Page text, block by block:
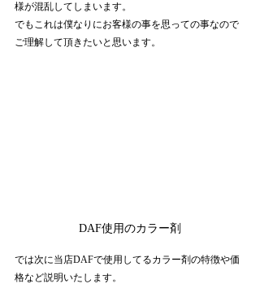
様が混乱してしまいます。
でもこれは僕なりにお客様の事を思っての事なので
ご理解して頂きたいと思います。
DAF使用のカラー剤
では次に当店DAFで使用してるカラー剤の特徴や価
格など説明いたします。